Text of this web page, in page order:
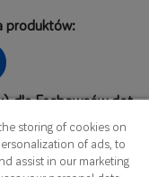
produktów:
dla Fachowców dot.
storing of cookies on
of ads, to
assist in our marketing